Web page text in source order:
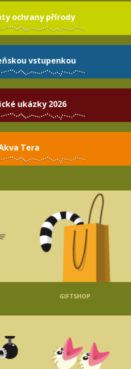
ochrany přírody
vstupenkou
ukázky 2026
Tera
GIFTSHOP